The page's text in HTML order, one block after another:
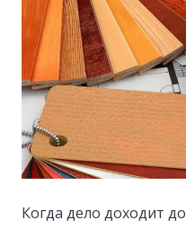
Style
Tourism
Когда дело доходит